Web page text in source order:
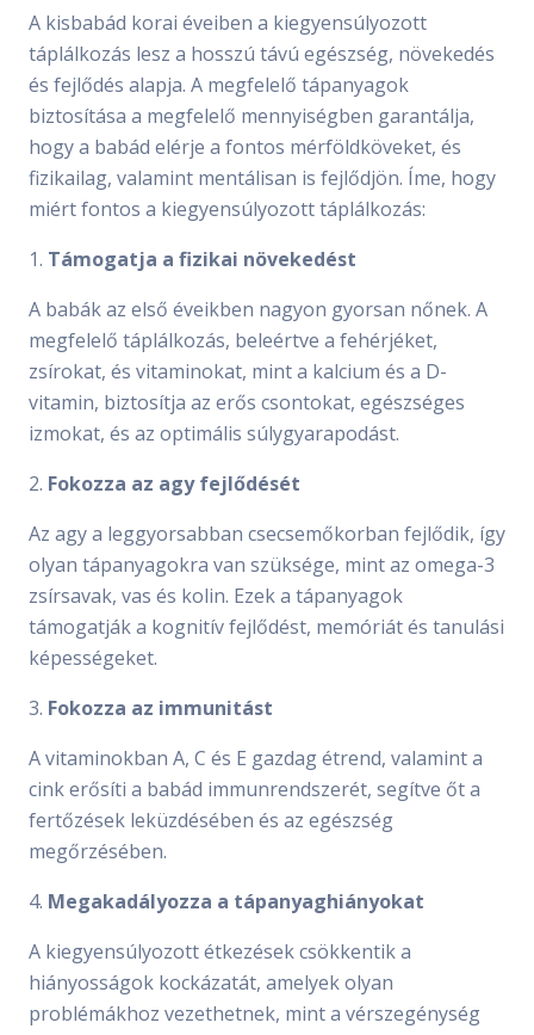
A kisbabád korai éveiben a kiegyensúlyozott
táplálkozás lesz a hosszú távú egészség, növekedés
és fejlődés alapja. A megfelelő tápanyagok
biztosítása a megfelelő mennyiségben garantálja,
hogy a babád elérje a fontos mérföldköveket, és
fizikailag, valamint mentálisan is fejlődjön. Íme, hogy
miért fontos a kiegyensúlyozott táplálkozás:
1. Támogatja a fizikai növekedést
A babák az első éveikben nagyon gyorsan nőnek. A
megfelelő táplálkozás, beleértve a fehérjéket,
zsírokat, és vitaminokat, mint a kalcium és a D-
vitamin, biztosítja az erős csontokat, egészséges
izmokat, és az optimális súlygyarapodást.
2. Fokozza az agy fejlődését
Az agy a leggyorsabban csecsemőkorban fejlődik, így
olyan tápanyagokra van szüksége, mint az omega-3
zsírsavak, vas és kolin. Ezek a tápanyagok
támogatják a kognitív fejlődést, memóriát és tanulási
képességeket.
3. Fokozza az immunitást
A vitaminokban A, C és E gazdag étrend, valamint a
cink erősíti a babád immunrendszerét, segítve őt a
fertőzések leküzdésében és az egészség
megőrzésében.
4. Megakadályozza a tápanyaghiányokat
A kiegyensúlyozott étkezések csökkentik a
hiányosságok kockázatát, amelyek olyan
problémákhoz vezethetnek, mint a vérszegénység